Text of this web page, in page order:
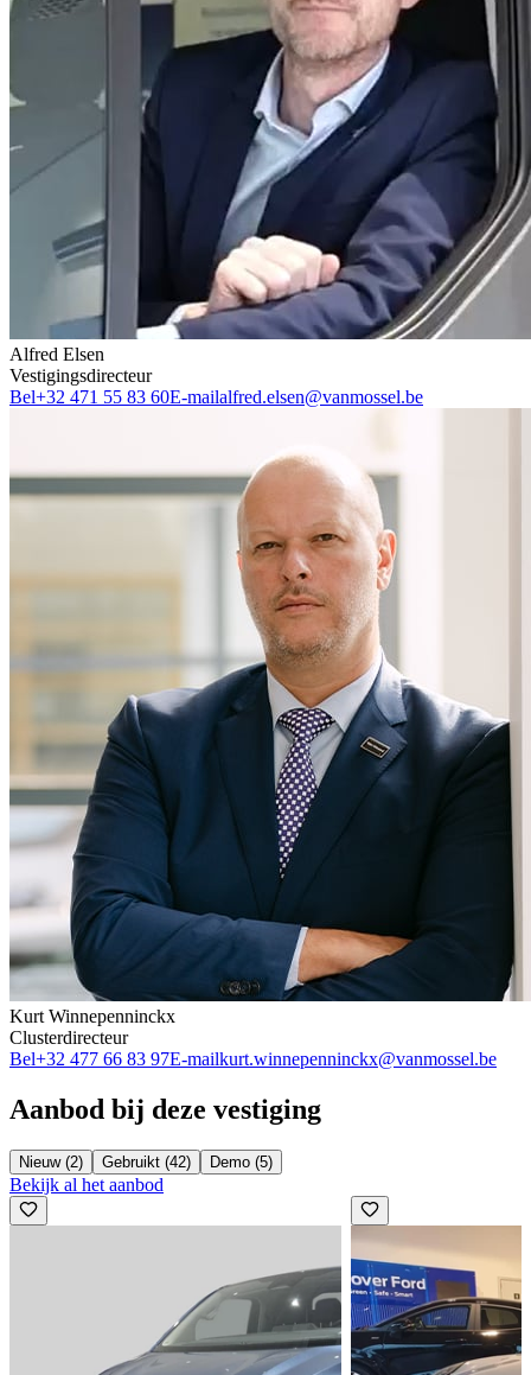
Alfred Elsen
Vestigingsdirecteur
Bel+32 471 55 83 60E-mailalfred.elsen@vanmossel.be
Kurt Winnepenninckx
Clusterdirecteur
Bel+32 477 66 83 97E-mailkurt.winnepenninckx@vanmossel.be
Aanbod bij deze vestiging
Nieuw (2) Gebruikt (42) Demo (5)
Bekijk al het aanbod